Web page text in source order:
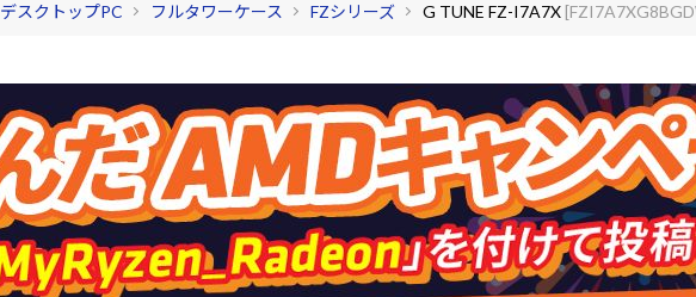
デスクトップPC フルタワーケース FZシリーズ G TUNE FZ-I7A7X